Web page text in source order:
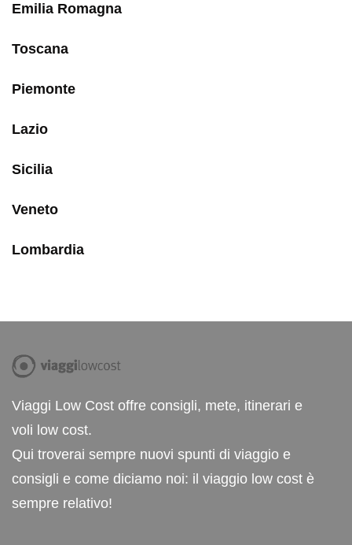
Emilia Romagna
Toscana
Piemonte
Lazio
Sicilia
Veneto
Lombardia
Viaggi Low Cost offre consigli, mete, itinerari e
voli low cost.
Qui troverai sempre nuovi spunti di viaggio e
consigli e come diciamo noi: il viaggio low cost è
sempre relativo!